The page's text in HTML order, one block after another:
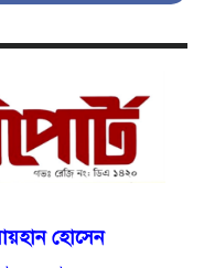
বেসরকারির
রোগীরা!
ওসি
মুখ খুললেন
হোসেন